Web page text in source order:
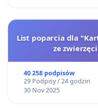
List poparcia dla
ze
40 258 podpisów
29 Podpisy / 24 godzin
30 Nov 2025